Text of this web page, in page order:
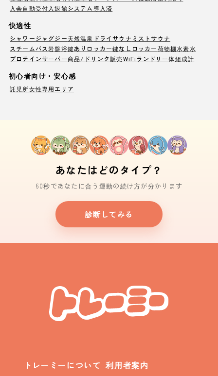
入会自動受付 入退館システム導入済
快適性
シャワージャグジー天然温泉 ドライサウナ ミストサウナ
スチームバス岩盤浴鍵ありロッカー鍵なしロッカー荷物棚水素水
プロテインサーバー商品/ドリンク販売WiFi ランドリー体組成計
初心者向け・安心感
託児所女性専用エリア
あなたはどのタイプ？
60秒であなたに合う運動の続け方が分かります
診断してみる
トレーミーについて 利用者案内